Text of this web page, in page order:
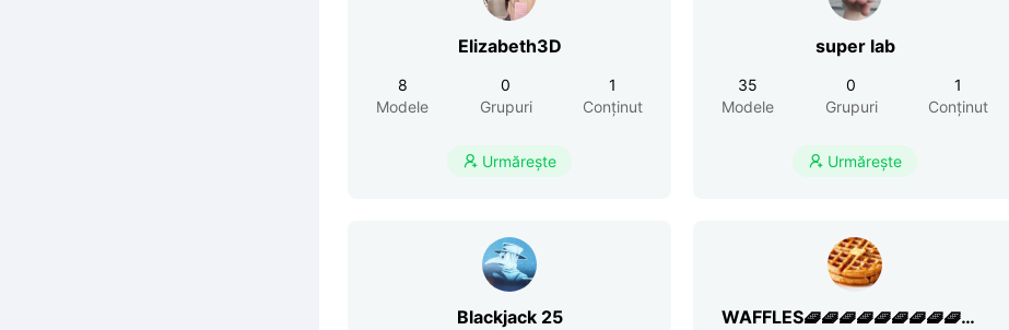
Elizabeth3D
8
Modele
0
Grupuri
1
Conținut
 Urmărește
super lab
35
Modele
0
Grupuri
1
Conținut
 Urmărește
Blackjack 25
WAFFLES🧇🧇🧇🧇🧇🧇🧇🧇🧇🧇